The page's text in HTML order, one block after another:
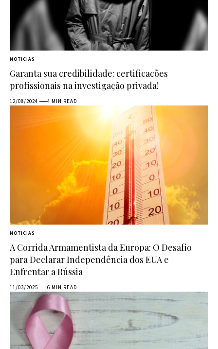
NOTICIAS
Garanta sua credibilidade: certificações
profissionais na investigação privada!
12/08/2024 4 MIN READ
NOTICIAS
A Corrida Armamentista da Europa: O Desafio
para Declarar Independência dos EUA e
Enfrentar a Rússia
11/03/2025 6 MIN READ